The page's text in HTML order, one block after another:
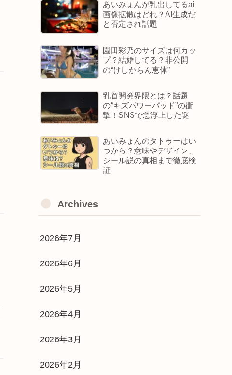
あいみょんが乳出してるai
画像拡散はどれ？AI生成だ
と否定され話題
園田彩乃のサイズは何カッ
プ？結婚してる？非公開
の“けしからん恵体”
乳首開発界隈とは？話題
の“キズパワーパッド”の衝
撃！SNSで急浮上した謎
あいみょんのタトゥーはい
つから？意味やデザイン、
シール説の真相まで徹底検
証
Archives
2026年7月
2026年6月
2026年5月
2026年4月
2026年3月
2026年2月